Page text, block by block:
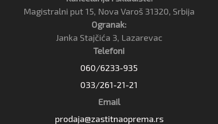
Magistralni put 15, Nova Varoš 31320, Srbija
Ogranak:
Janka Stajčića 3, Lazarevac
Telefoni
060/6233-935
033/261-21-21
Email
prodaja@zastitnaoprema.rs